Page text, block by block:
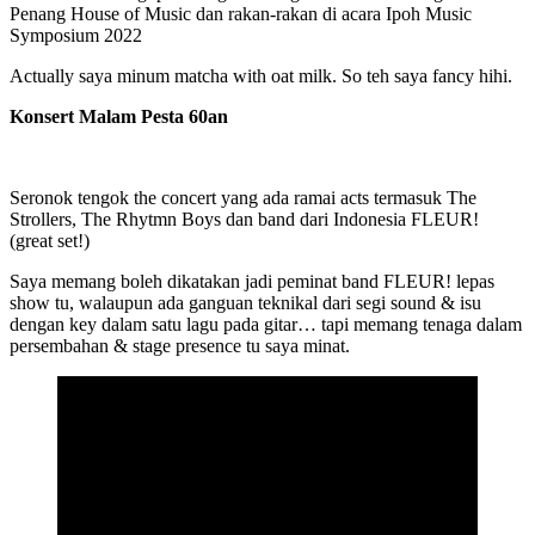
Penang House of Music dan rakan-rakan di acara Ipoh Music
Symposium 2022
Actually saya minum matcha with oat milk. So teh saya fancy hihi.
Konsert Malam Pesta 60an
Seronok tengok the concert yang ada ramai acts termasuk The
Strollers, The Rhytmn Boys dan band dari Indonesia FLEUR!
(great set!)
Saya memang boleh dikatakan jadi peminat band FLEUR! lepas
show tu, walaupun ada ganguan teknikal dari segi sound & isu
dengan key dalam satu lagu pada gitar… tapi memang tenaga dalam
persembahan & stage presence tu saya minat.